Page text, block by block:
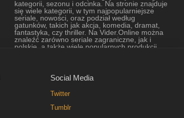
kategorii, sezonu i odcinka. Na stronie znajduje
się wiele kategorii, w tym najpopularniejsze
seriale, nowości, oraz podział według
gatunków, takich jak akcja, komedia, dramat,
fantastyka, czy thriller. Na Vider.Online można
znaleźć zarówno seriale zagraniczne, jak i
polskie, a także wiele popularnych produkcji
popularnością. Nasza strona jest również
bardzo łatwa w obsłudze, dzięki czemu
znajdziesz na niej wszystko, czego
potrzebujesz w kilka kliknięć. Mamy nadzieję,
że nasza strona z najlepszymi i najnowszymi
filmami online przypadnie Ci do gustu i pozwoli
Social Media
Twitter
Tumblr